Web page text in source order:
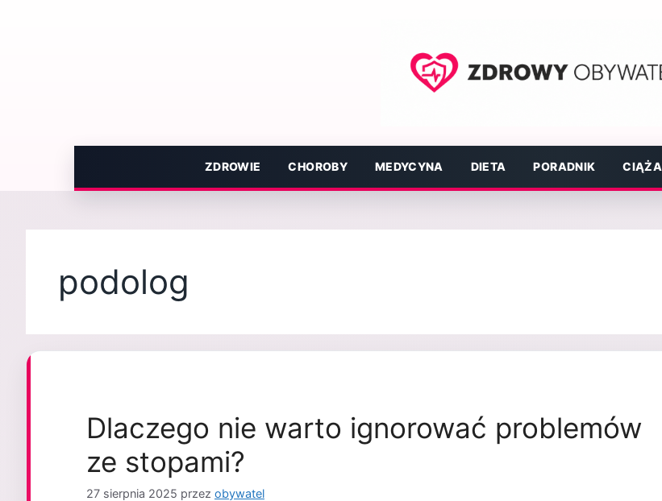
ZDROWIE CHOROBY MEDYCYNA DIETA PORADNIK CIĄŻA
podolog
Dlaczego nie warto ignorować problemów
ze stopami?
27 sierpnia 2025 przez obywatel